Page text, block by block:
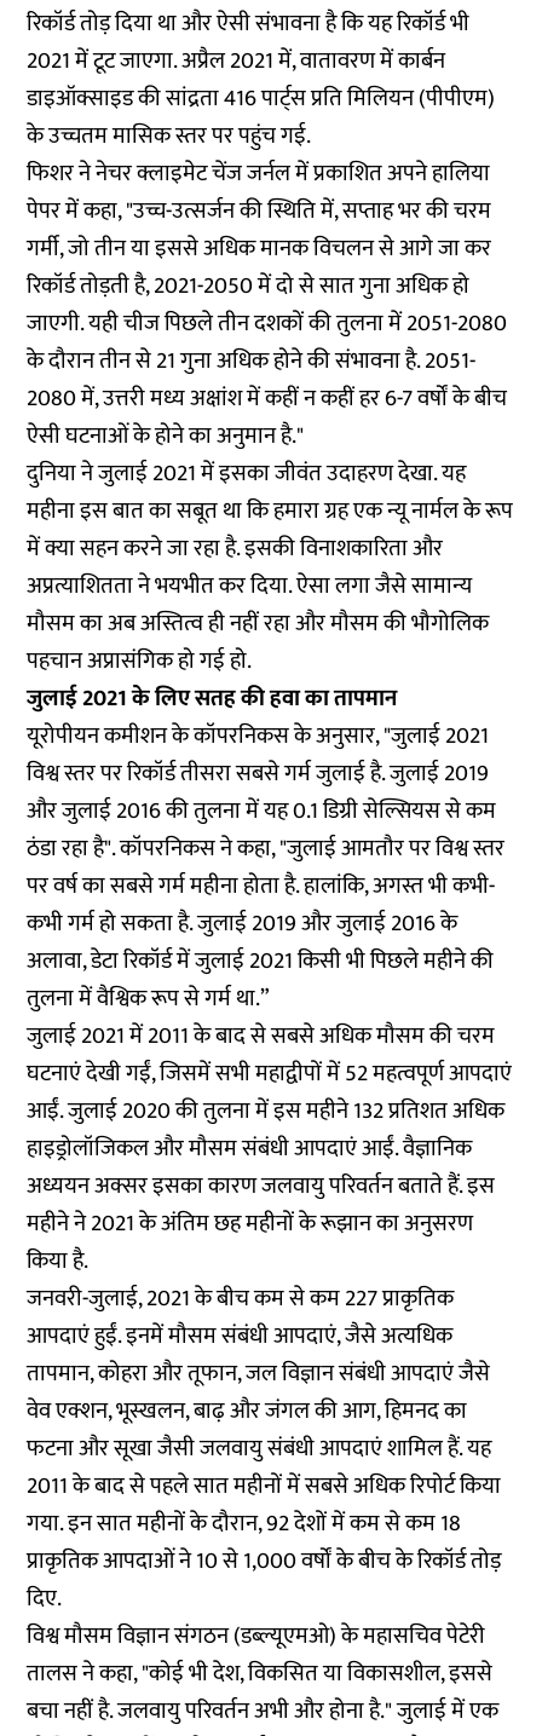
रिकॉर्ड तोड़ दिया था और ऐसी संभावना है कि यह रिकॉर्ड भी
2021 में टूट जाएगा. अप्रैल 2021 में, वातावरण में कार्बन
डाइऑक्साइड की सांद्रता 416 पार्ट्स प्रति मिलियन (पीपीएम)
के उच्चतम मासिक स्तर पर पहुंच गई.
फिशर ने नेचर क्लाइमेट चेंज जर्नल में प्रकाशित अपने हालिया
पेपर में कहा, "उच्च-उत्सर्जन की स्थिति में, सप्ताह भर की चरम
गर्मी, जो तीन या इससे अधिक मानक विचलन से आगे जा कर
रिकॉर्ड तोड़ती है, 2021-2050 में दो से सात गुना अधिक हो
जाएगी. यही चीज पिछले तीन दशकों की तुलना में 2051-2080
के दौरान तीन से 21 गुना अधिक होने की संभावना है. 2051-
2080 में, उत्तरी मध्य अक्षांश में कहीं न कहीं हर 6-7 वर्षों के बीच
ऐसी घटनाओं के होने का अनुमान है."
दुनिया ने जुलाई 2021 में इसका जीवंत उदाहरण देखा. यह
महीना इस बात का सबूत था कि हमारा ग्रह एक न्यू नार्मल के रूप
में क्या सहन करने जा रहा है. इसकी विनाशकारिता और
अप्रत्याशितता ने भयभीत कर दिया. ऐसा लगा जैसे सामान्य
मौसम का अब अस्तित्व ही नहीं रहा और मौसम की भौगोलिक
पहचान अप्रासंगिक हो गई हो.
जुलाई 2021 के लिए सतह की हवा का तापमान
यूरोपीयन कमीशन के कॉपरनिकस के अनुसार, "जुलाई 2021
विश्व स्तर पर रिकॉर्ड तीसरा सबसे गर्म जुलाई है. जुलाई 2019
और जुलाई 2016 की तुलना में यह 0.1 डिग्री सेल्सियस से कम
ठंडा रहा है". कॉपरनिकस ने कहा, "जुलाई आमतौर पर विश्व स्तर
पर वर्ष का सबसे गर्म महीना होता है. हालांकि, अगस्त भी कभी-
कभी गर्म हो सकता है. जुलाई 2019 और जुलाई 2016 के
अलावा, डेटा रिकॉर्ड में जुलाई 2021 किसी भी पिछले महीने की
तुलना में वैश्विक रूप से गर्म था.”
जुलाई 2021 में 2011 के बाद से सबसे अधिक मौसम की चरम
घटनाएं देखी गईं, जिसमें सभी महाद्वीपों में 52 महत्वपूर्ण आपदाएं
आईं. जुलाई 2020 की तुलना में इस महीने 132 प्रतिशत अधिक
हाइड्रोलॉजिकल और मौसम संबंधी आपदाएं आईं. वैज्ञानिक
अध्ययन अक्सर इसका कारण जलवायु परिवर्तन बताते हैं. इस
महीने ने 2021 के अंतिम छह महीनों के रूझान का अनुसरण
किया है.
जनवरी-जुलाई, 2021 के बीच कम से कम 227 प्राकृतिक
आपदाएं हुईं. इनमें मौसम संबंधी आपदाएं, जैसे अत्यधिक
तापमान, कोहरा और तूफान, जल विज्ञान संबंधी आपदाएं जैसे
वेव एक्शन, भूस्खलन, बाढ़ और जंगल की आग, हिमनद का
फटना और सूखा जैसी जलवायु संबंधी आपदाएं शामिल हैं. यह
2011 के बाद से पहले सात महीनों में सबसे अधिक रिपोर्ट किया
गया. इन सात महीनों के दौरान, 92 देशों में कम से कम 18
प्राकृतिक आपदाओं ने 10 से 1,000 वर्षों के बीच के रिकॉर्ड तोड़
दिए.
विश्व मौसम विज्ञान संगठन (डब्ल्यूएमओ) के महासचिव पेटेरी
तालस ने कहा, "कोई भी देश, विकसित या विकासशील, इससे
बचा नहीं है. जलवायु परिवर्तन अभी और होना है." जुलाई में एक